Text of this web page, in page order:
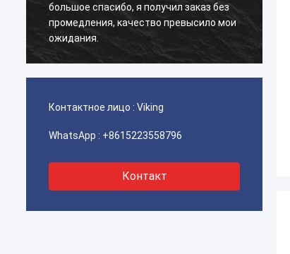
большое спасибо, я получил заказ без
промедления, качество превысило мои
ожидания.
Контактное лицо : Viking
WhatsApp : +8615223558796
Контакт